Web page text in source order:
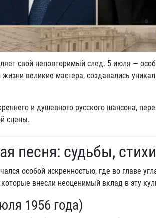
свой неповторимый след. 5 июля —
великие мастера, создавались
и душевного русского шансона,
сцены.
песня: судьбы,
особой искренностью, где во главе
внесли неоценимый вклад в эту
1956 года)